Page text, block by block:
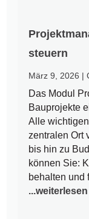
steuern
März 9, 2026 |
Das Modul
Bauprojekte
Alle
zentralen Ort
bis hin zu
können Sie:
behalten und
...weiterlesen